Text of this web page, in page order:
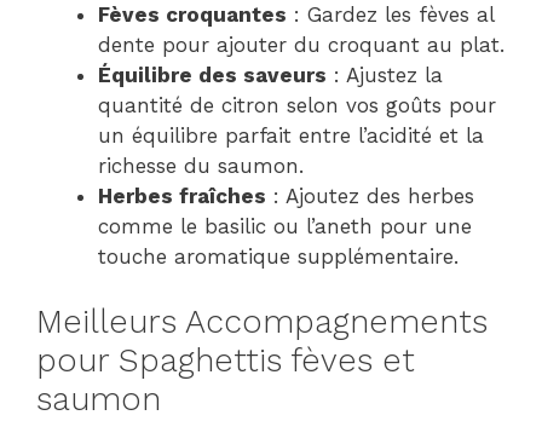
Fèves croquantes : Gardez les fèves al
dente pour ajouter du croquant au plat.
Équilibre des saveurs : Ajustez la
quantité de citron selon vos goûts pour
un équilibre parfait entre l’acidité et la
richesse du saumon.
Herbes fraîches : Ajoutez des herbes
comme le basilic ou l’aneth pour une
touche aromatique supplémentaire.
Meilleurs Accompagnements
pour Spaghettis fèves et
saumon